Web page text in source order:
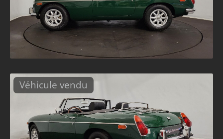
Véhicule vendu